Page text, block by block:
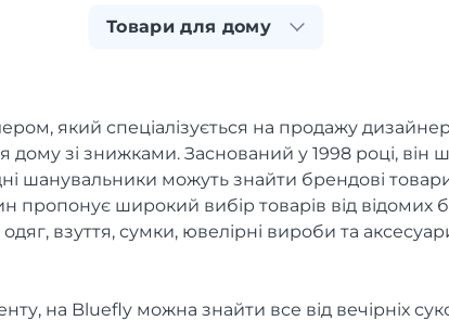
Товари для дому
який спеціалізується на продажу
дому зі знижками. Заснований у 1998 році, він
шанувальники можуть знайти брендові
пропонує широкий вибір товарів від відомих
взуття, сумки, ювелірні вироби та
на Bluefly можна знайти все від вечірніх